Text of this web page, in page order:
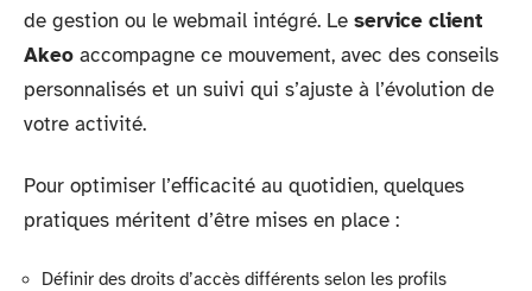
de gestion ou le webmail intégré. Le service client
Akeo accompagne ce mouvement, avec des conseils
personnalisés et un suivi qui s’ajuste à l’évolution de
votre activité.
Pour optimiser l’efficacité au quotidien, quelques
pratiques méritent d’être mises en place :
Définir des droits d’accès différents selon les profils